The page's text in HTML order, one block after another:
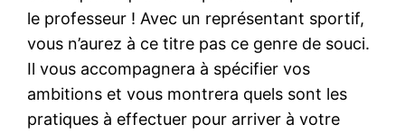
le professeur ! Avec un représentant sportif,
vous n’aurez à ce titre pas ce genre de souci.
Il vous accompagnera à spécifier vos
ambitions et vous montrera quels sont les
pratiques à effectuer pour arriver à votre